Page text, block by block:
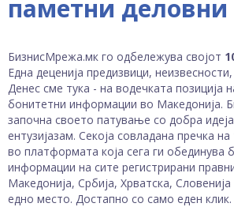
паметни
БизнисМрежа.мк го одбележува својот
Една деценија предизвици, неизвесности,
Денес сме тука - на водечката позиција
бонитетни информации во Македонија.
започна своето патување со добра
ентузијазам. Секоја совладана пречка
во платформата која сега ги обединува
информации на сите регистрирани
Македонија, Србија, Хрватска,
едно место. Достапно со само еден клик.